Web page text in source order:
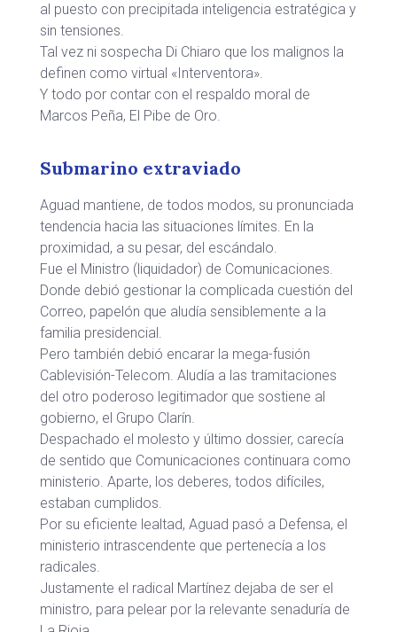
al puesto con precipitada inteligencia estratégica y
sin tensiones.
Tal vez ni sospecha Di Chiaro que los malignos la
definen como virtual «Interventora».
Y todo por contar con el respaldo moral de
Marcos Peña, El Pibe de Oro.
Submarino extraviado
Aguad mantiene, de todos modos, su pronunciada
tendencia hacia las situaciones límites. En la
proximidad, a su pesar, del escándalo.
Fue el Ministro (liquidador) de Comunicaciones.
Donde debió gestionar la complicada cuestión del
Correo, papelón que aludía sensiblemente a la
familia presidencial.
Pero también debió encarar la mega-fusión
Cablevisión-Telecom. Aludía a las tramitaciones
del otro poderoso legitimador que sostiene al
gobierno, el Grupo Clarín.
Despachado el molesto y último dossier, carecía
de sentido que Comunicaciones continuara como
ministerio. Aparte, los deberes, todos difíciles,
estaban cumplidos.
Por su eficiente lealtad, Aguad pasó a Defensa, el
ministerio intrascendente que pertenecía a los
radicales.
Justamente el radical Martínez dejaba de ser el
ministro, para pelear por la relevante senaduría de